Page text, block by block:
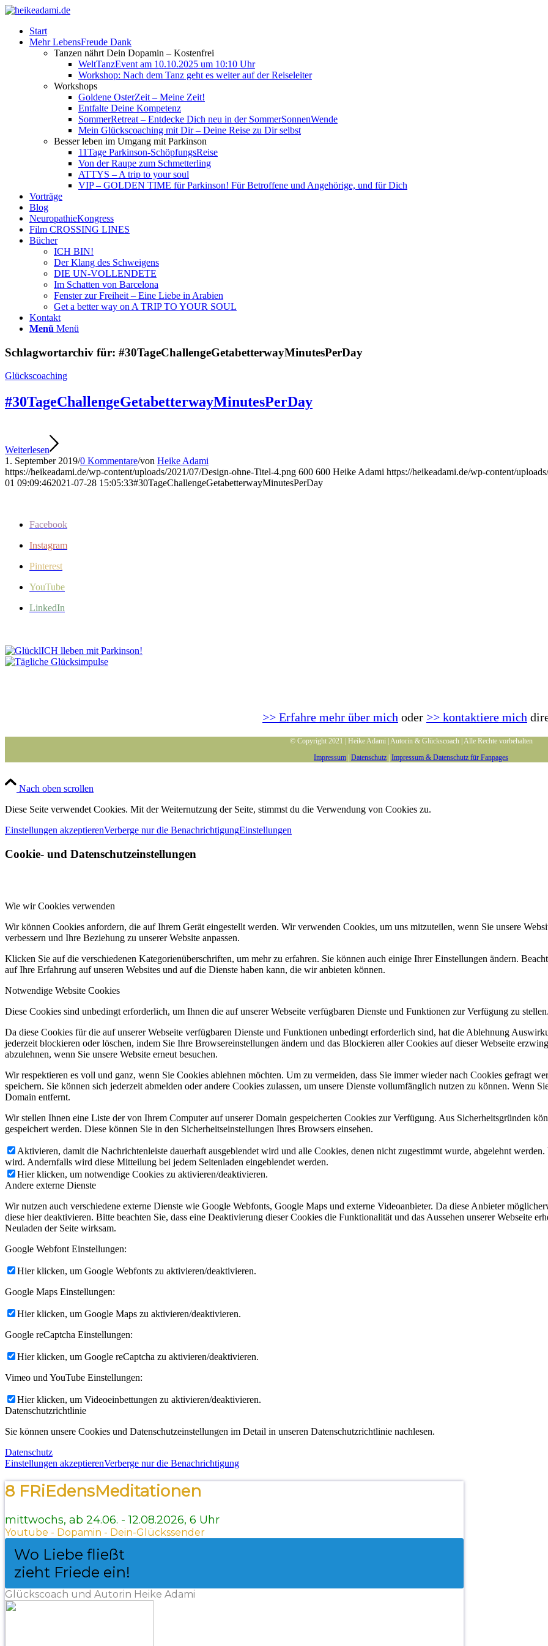
Start
Mehr LebensFreude Dank
Tanzen nährt Dein Dopamin – Kostenfrei
WeltTanzEvent am 10.10.2025 um 10:10 Uhr
Workshop: Nach dem Tanz geht es weiter auf der Reiseleiter
Workshops
Goldene OsterZeit – Meine Zeit!
Entfalte Deine Kompetenz
SommerRetreat – Entdecke Dich neu in der SommerSonnenWende
Mein Glückscoaching mit Dir – Deine Reise zu Dir selbst
Besser leben im Umgang mit Parkinson
11Tage Parkinson-SchöpfungsReise
Von der Raupe zum Schmetterling
ATTYS – A trip to your soul
VIP – GOLDEN TIME für Parkinson! Für Betroffene und Angehörige, und für Dich
Vorträge
Blog
NeuropathieKongress
Film CROSSING LINES
Bücher
ICH BIN!
Der Klang des Schweigens
DIE UN-VOLLENDETE
Im Schatten von Barcelona
Fenster zur Freiheit – Eine Liebe in Arabien
Get a better way on A TRIP TO YOUR SOUL
Kontakt
Menü Menü
Schlagwortarchiv für: #30TageChallengeGetabetterwayMinutesPerDay
Glückscoaching
#30TageChallengeGetabetterwayMinutesPerDay
Weiterlesen
1. September 2019/0 Kommentare/von Heike Adami
https://heikeadami.de/wp-content/uploads/2021/07/Design-ohne-Titel-4.png 600 600 Heike Adami https://heikeadami.de/wp-content/
01 09:09:462021-07-28 15:05:33#30TageChallengeGetabetterwayMinutesPerDay
Facebook
Instagram
Pinterest
YouTube
LinkedIn
>> Erfahre mehr über mich oder >> kontaktiere mich
© Copyright 2021 | Heike Adami | Autorin & Glückscoach | Alle Rechte vorbehalten
Impressum Datenschutz Impressum & Datenschutz für Fanpages
Nach oben scrollen
Diese Seite verwendet Cookies. Mit der Weiternutzung der Seite, stimmst du die Verwendung von Cookies zu.
Einstellungen akzeptierenVerberge nur die BenachrichtigungEinstellungen
Cookie- und Datenschutzeinstellungen
Wie wir Cookies verwenden
Wir können Cookies anfordern, die auf Ihrem Gerät eingestellt werden. Wir verwenden Cookies, um uns mitzuteilen, wenn Sie unsere
verbessern und Ihre Beziehung zu unserer Website anpassen.
Klicken Sie auf die verschiedenen Kategorienüberschriften, um mehr zu erfahren. Sie können auch einige Ihrer Einstellungen ändern.
auf Ihre Erfahrung auf unseren Websites und auf die Dienste haben kann, die wir anbieten können.
Notwendige Website Cookies
Diese Cookies sind unbedingt erforderlich, um Ihnen die auf unserer Webseite verfügbaren Dienste und Funktionen zur Verfügung zu
Da diese Cookies für die auf unserer Webseite verfügbaren Dienste und Funktionen unbedingt erforderlich sind, hat die Ablehnung
jederzeit blockieren oder löschen, indem Sie Ihre Browsereinstellungen ändern und das Blockieren aller Cookies auf dieser Webseite
abzulehnen, wenn Sie unsere Website erneut besuchen.
Wir respektieren es voll und ganz, wenn Sie Cookies ablehnen möchten. Um zu vermeiden, dass Sie immer wieder nach Cookies gefragt
speichern. Sie können sich jederzeit abmelden oder andere Cookies zulassen, um unsere Dienste vollumfänglich nutzen zu können. Wenn
Domain entfernt.
Wir stellen Ihnen eine Liste der von Ihrem Computer auf unserer Domain gespeicherten Cookies zur Verfügung. Aus Sicherheitsgründen
gespeichert werden. Diese können Sie in den Sicherheitseinstellungen Ihres Browsers einsehen.
Aktivieren, damit die Nachrichtenleiste dauerhaft ausgeblendet wird und alle Cookies, denen nicht zugestimmt wurde, abgelehnt
wird. Andernfalls wird diese Mitteilung bei jedem Seitenladen eingeblendet werden.
Hier klicken, um notwendige Cookies zu aktivieren/deaktivieren.
Andere externe Dienste
Wir nutzen auch verschiedene externe Dienste wie Google Webfonts, Google Maps und externe Videoanbieter. Da diese Anbieter
diese hier deaktivieren. Bitte beachten Sie, dass eine Deaktivierung dieser Cookies die Funktionalität und das Aussehen unserer Webseite
Neuladen der Seite wirksam.
Google Webfont Einstellungen:
Hier klicken, um Google Webfonts zu aktivieren/deaktivieren.
Google Maps Einstellungen:
Hier klicken, um Google Maps zu aktivieren/deaktivieren.
Google reCaptcha Einstellungen:
Hier klicken, um Google reCaptcha zu aktivieren/deaktivieren.
Vimeo und YouTube Einstellungen:
Hier klicken, um Videoeinbettungen zu aktivieren/deaktivieren.
Datenschutzrichtlinie
Sie können unsere Cookies und Datenschutzeinstellungen im Detail in unseren Datenschutzrichtlinie nachlesen.
Datenschutz
Einstellungen akzeptierenVerberge nur die Benachrichtigung
8 FRiEdensMeditationen
mittwochs, ab 24.06. - 12.08.2026, 6 Uhr
Youtube - Dopamin - Dein-Glückssender
Wo Liebe fließt
zieht Friede ein!
Glückscoach und Autorin Heike Adami